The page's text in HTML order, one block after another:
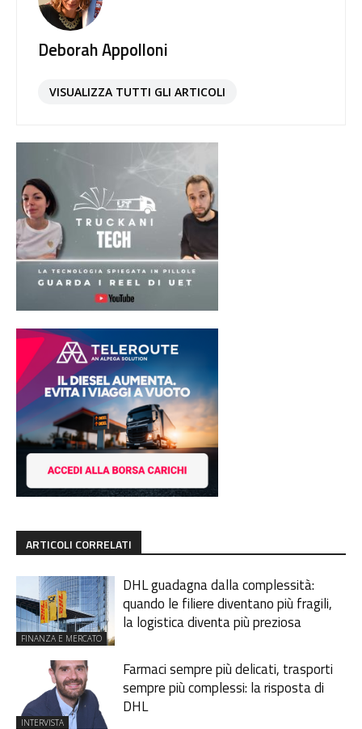
Deborah Appolloni
VISUALIZZA TUTTI GLI ARTICOLI
ARTICOLI CORRELATI
FINANZA E MERCATO
DHL guadagna dalla complessità:
quando le filiere diventano più fragili,
la logistica diventa più preziosa
INTERVISTA
Farmaci sempre più delicati, trasporti
sempre più complessi: la risposta di
DHL